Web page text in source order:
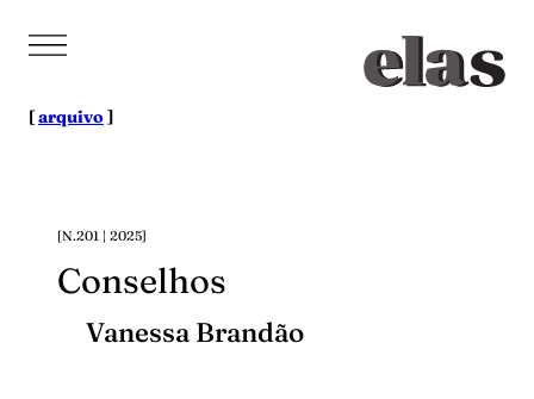
para
[arquivo]
[N.201 | 2025]
Conselhos
Vanessa Brandão